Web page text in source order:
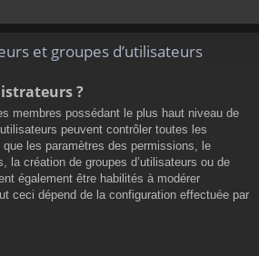
et groupes d’utilisateurs
?
membres possédant le plus haut niveau de
peuvent contrôler toutes les
les paramètres des permissions, le
la création de groupes d’utilisateurs ou de
également être habilités à modérer
ceci dépend de la configuration effectuée par